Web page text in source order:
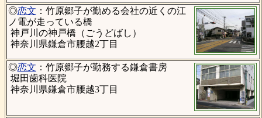
◎恋文 ：竹原郷子が勤める会社の近くの江
ノ電が走っている橋
神戸川の神戸橋（ごうどばし）
神奈川県鎌倉市腰越2丁目
◎恋文 ：竹原郷子が勤務する鎌倉書房
堀田歯科医院
神奈川県鎌倉市腰越3丁目